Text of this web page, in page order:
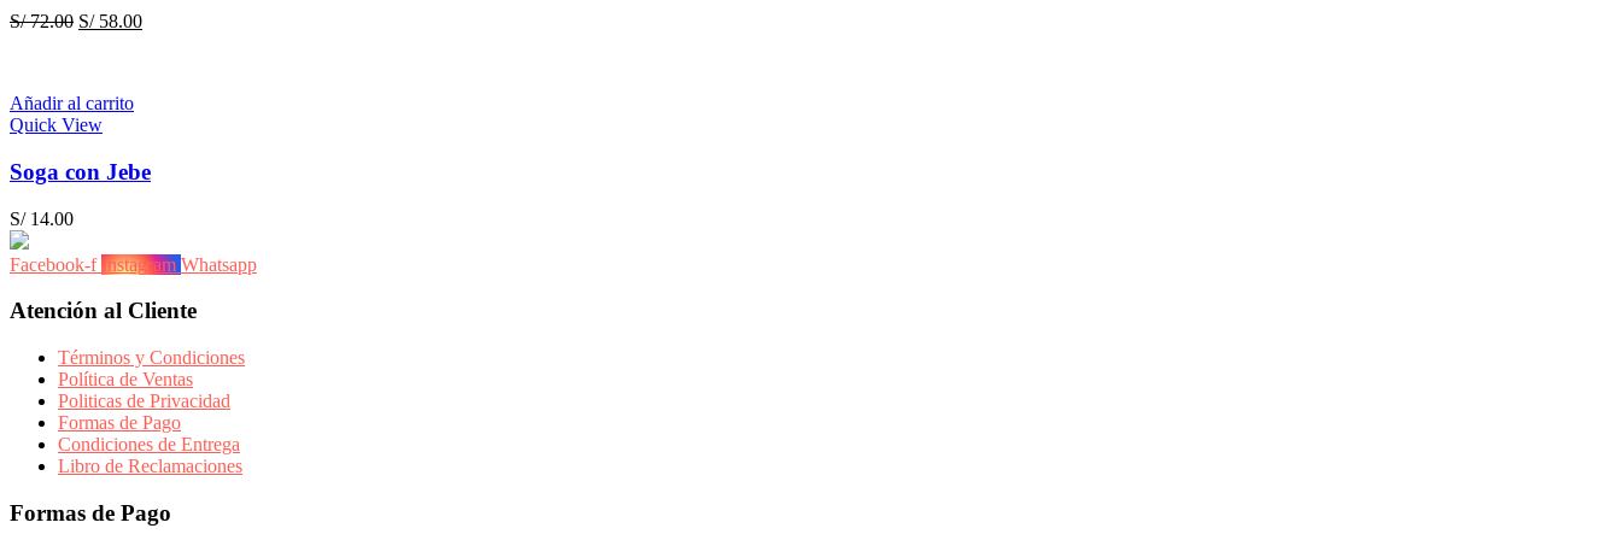
S/72.00 El
S/ 72.00.
S/58.00El
Añadir al carrito
Quick View
Soga con Jebe
S/14.00
Facebook-f Instagram Whatsapp
Atención al Cliente
Términos y Condiciones
Política de Ventas
Politicas de Privacidad
Formas de Pago
Condiciones de Entrega
Libro de Reclamaciones
Formas de Pago